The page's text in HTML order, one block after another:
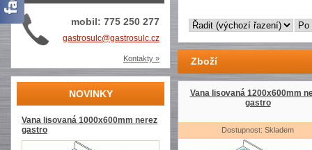
mobil: 775 250 277
gastrosulc@gastrosulc.cz
Kontakty »
NOVINKY
Vana lisovaná 1000x600mm nerez
gastro
Zboží
Vana lisovaná 1200x600mm
gastro
Dostupnost: Skladem